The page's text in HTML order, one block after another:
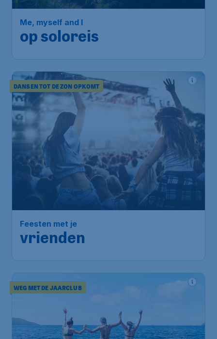
Me, myself and I
op soloreis
DANSEN TOT DE ZON OPKOMT
Feesten met je
vrienden
WEG MET DE JAARCLUB